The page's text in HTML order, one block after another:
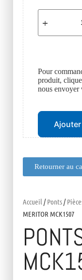
Retourner au
Accueil /Ponts/
MERITOR MCK1507
Pour
produit,
nous envoyer